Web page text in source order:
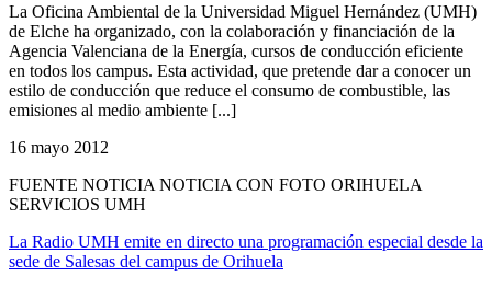
La Oficina Ambiental de la Universidad Miguel Hernández (UMH)
de Elche ha organizado, con la colaboración y financiación de la
Agencia Valenciana de la Energía, cursos de conducción eficiente
en todos los campus. Esta actividad, que pretende dar a conocer un
estilo de conducción que reduce el consumo de combustible, las
emisiones al medio ambiente [...]
16 mayo 2012
FUENTE NOTICIA NOTICIA CON FOTO ORIHUELA
SERVICIOS UMH
La Radio UMH emite en directo una programación especial desde la
sede de Salesas del campus de Orihuela